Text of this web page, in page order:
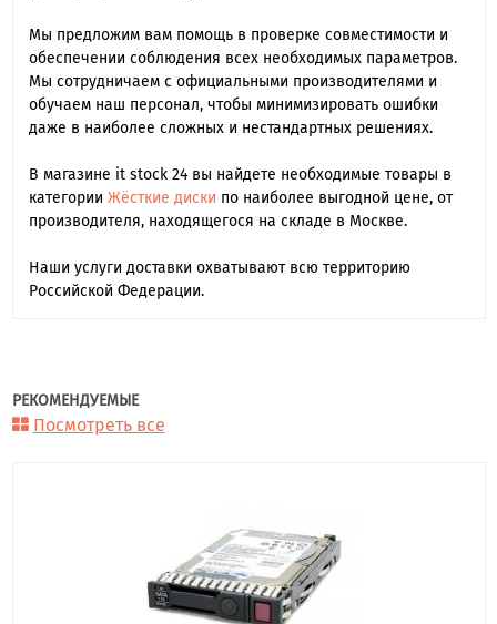
Мы предложим вам помощь в проверке совместимости и
обеспечении соблюдения всех необходимых параметров.
Мы сотрудничаем с официальными производителями и
обучаем наш персонал, чтобы минимизировать ошибки
даже в наиболее сложных и нестандартных решениях.
В магазине it stock 24 вы найдете необходимые товары в
категории Жёсткие диски по наиболее выгодной цене, от
производителя, находящегося на складе в Москве.
Наши услуги доставки охватывают всю территорию
Российской Федерации.
РЕКОМЕНДУЕМЫЕ
Посмотреть все